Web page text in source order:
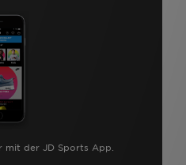
mit der JD Sports App.